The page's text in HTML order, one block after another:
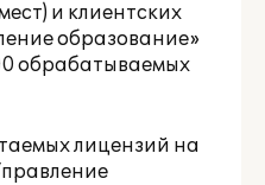
и клиентских
образование»
обрабатываемых
лицензий на